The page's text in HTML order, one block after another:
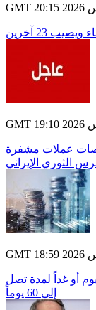
عملات مشفرة
الثوري الإيراني
أو غداً لمدة تصل
إلى 60 يوماً